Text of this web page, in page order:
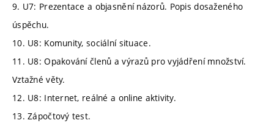
9. U7: Prezentace a objasnění názorů. Popis dosaženého
úspěchu.
10. U8: Komunity, sociální situace.
11. U8: Opakování členů a výrazů pro vyjádření množství.
Vztažné věty.
12. U8: Internet, reálné a online aktivity.
13. Zápočtový test.